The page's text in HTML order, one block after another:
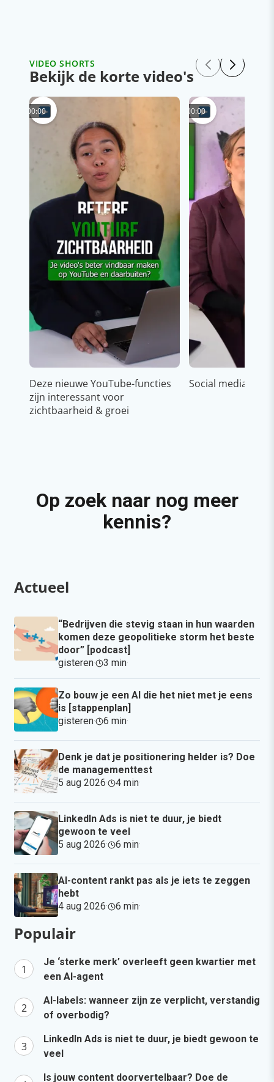
VIDEO SHORTS
Bekijk de korte video's
00:00
Deze nieuwe YouTube-functies
zijn interessant voor
zichtbaarheid & groei
00:00
Social media
Op zoek naar nog meer
kennis?
Actueel
“Bedrijven die stevig staan in hun waarden
komen deze geopolitieke storm het beste
door” [podcast]
gisteren· 3 min·
Zo bouw je een AI die het niet met je eens
is [stappenplan]
gisteren· 6 min·
Denk je dat je positionering helder is? Doe
de managementtest
5 aug 2026· 4 min·
LinkedIn Ads is niet te duur, je biedt
gewoon te veel
5 aug 2026· 6 min·
AI-content rankt pas als je iets te zeggen
hebt
4 aug 2026· 6 min·
Populair
Je ‘sterke merk’ overleeft geen kwartier met
een AI-agent
AI-labels: wanneer zijn ze verplicht, verstandig
of overbodig?
LinkedIn Ads is niet te duur, je biedt gewoon te
veel
Is jouw content doorvertelbaar? Doe de